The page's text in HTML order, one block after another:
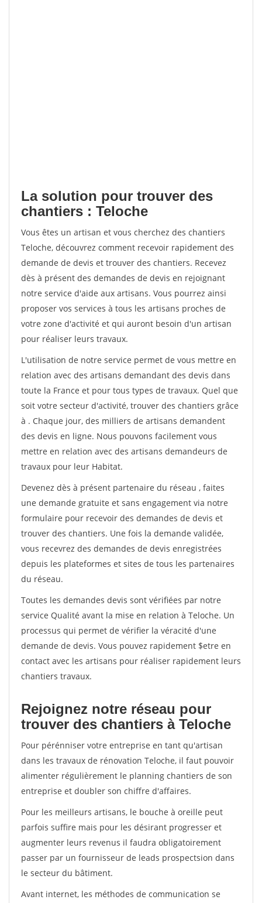
La solution pour trouver des
chantiers : Teloche
Vous êtes un artisan et vous cherchez des chantiers
Teloche, découvrez comment recevoir rapidement des
demande de devis et trouver des chantiers. Recevez
dès à présent des demandes de devis en rejoignant
notre service d'aide aux artisans. Vous pourrez ainsi
proposer vos services à tous les artisans proches de
votre zone d'activité et qui auront besoin d'un artisan
pour réaliser leurs travaux.
L'utilisation de notre service permet de vous mettre en
relation avec des artisans demandant des devis dans
toute la France et pour tous types de travaux. Quel que
soit votre secteur d'activité, trouver des chantiers grâce
à . Chaque jour, des milliers de artisans demandent
des devis en ligne. Nous pouvons facilement vous
mettre en relation avec des artisans demandeurs de
travaux pour leur Habitat.
Devenez dès à présent partenaire du réseau , faites
une demande gratuite et sans engagement via notre
formulaire pour recevoir des demandes de devis et
trouver des chantiers. Une fois la demande validée,
vous recevrez des demandes de devis enregistrées
depuis les plateformes et sites de tous les partenaires
du réseau.
Toutes les demandes devis sont vérifiées par notre
service Qualité avant la mise en relation à Teloche. Un
processus qui permet de vérifier la véracité d'une
demande de devis. Vous pouvez rapidement $etre en
contact avec les artisans pour réaliser rapidement leurs
chantiers travaux.
Rejoignez notre réseau pour
trouver des chantiers à Teloche
Pour pérénniser votre entreprise en tant qu'artisan
dans les travaux de rénovation Teloche, il faut pouvoir
alimenter régulièrement le planning chantiers de son
entreprise et doubler son chiffre d'affaires.
Pour les meilleurs artisans, le bouche à oreille peut
parfois suffire mais pour les désirant progresser et
augmenter leurs revenus il faudra obligatoirement
passer par un fournisseur de leads prospectsion dans
le secteur du bâtiment.
Avant internet, les méthodes de communication se